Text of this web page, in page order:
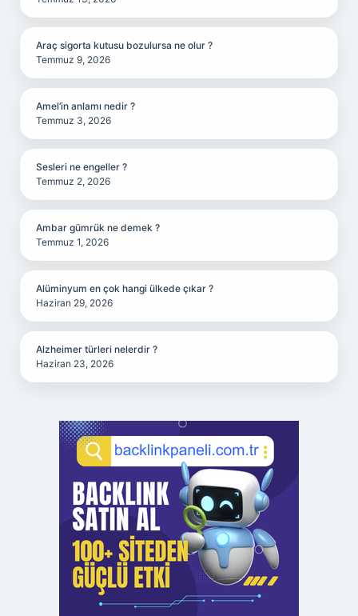
Araç sigorta kutusu bozulursa ne olur ?
Temmuz 9, 2026
Amel’in anlamı nedir ?
Temmuz 3, 2026
Sesleri ne engeller ?
Temmuz 2, 2026
Ambar gümrük ne demek ?
Temmuz 1, 2026
Alüminyum en çok hangi ülkede çıkar ?
Haziran 29, 2026
Alzheimer türleri nelerdir ?
Haziran 23, 2026